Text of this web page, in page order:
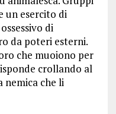
un esercito di
di
da poteri esterni.
che muoiono per
crollando al
nemica che li